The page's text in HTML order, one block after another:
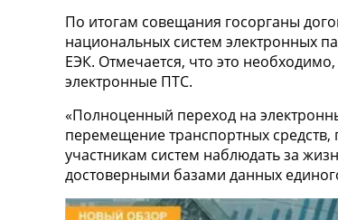
По итогам совещания госорганы
национальных систем электронных
ЕЭК. Отмечается, что это
электронные ПТС.
«Полноценный переход на
перемещение транспортных
участникам систем наблюдать за
достоверными базами данных